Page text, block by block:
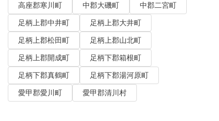
高座郡寒川町
中郡大磯町
中郡二宮町
足柄上郡中井町
足柄上郡大井町
足柄上郡松田町
足柄上郡山北町
足柄上郡開成町
足柄下郡箱根町
足柄下郡真鶴町
足柄下郡湯河原町
愛甲郡愛川町
愛甲郡清川村